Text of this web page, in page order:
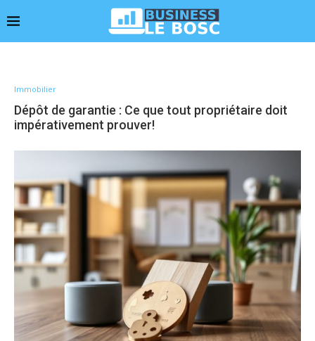
Immobilier
Dépôt de garantie : Ce que tout propriétaire doit
impérativement prouver!